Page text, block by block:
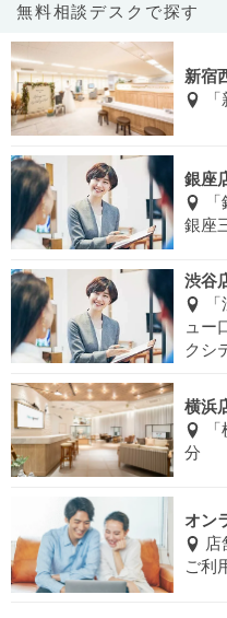
無料相談デスクで探す
新宿
銀座
銀座
渋谷
ュー
クシ
横浜
分
オン
店
ご利